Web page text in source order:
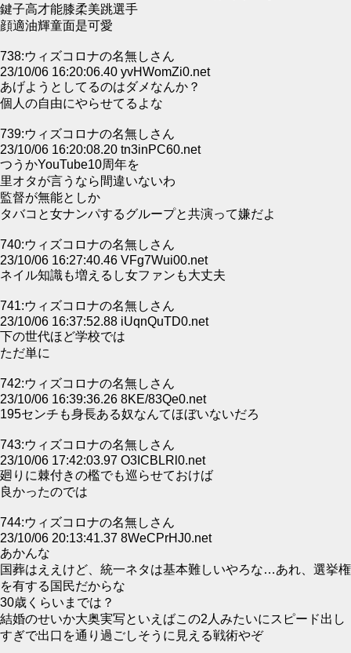
鍵子高才能膝柔美跳選手
顔適油輝童面是可愛
738:ウィズコロナの名無しさん
23/10/06 16:20:06.40 yvHWomZi0.net
あげようとしてるのはダメなんか？
個人の自由にやらせてるよな
739:ウィズコロナの名無しさん
23/10/06 16:20:08.20 tn3inPC60.net
つうかYouTube10周年を
里オタが言うなら間違いないわ
監督が無能としか
タバコと女ナンパするグループと共演って嫌だよ
740:ウィズコロナの名無しさん
23/10/06 16:27:40.46 VFg7Wui00.net
ネイル知識も増えるし女ファンも大丈夫
741:ウィズコロナの名無しさん
23/10/06 16:37:52.88 iUqnQuTD0.net
下の世代ほど学校では
ただ単に
742:ウィズコロナの名無しさん
23/10/06 16:39:36.26 8KE/83Qe0.net
195センチも身長ある奴なんてほぼいないだろ
743:ウィズコロナの名無しさん
23/10/06 17:42:03.97 O3ICBLRl0.net
廻りに棘付きの檻でも巡らせておけば
良かったのでは
744:ウィズコロナの名無しさん
23/10/06 20:13:41.37 8WeCPrHJ0.net
あかんな
国葬はええけど、統一ネタは基本難しいやろな…あれ、選挙権
を有する国民だからな
30歳くらいまでは？
結婚のせいか大奥実写といえばこの2人みたいにスピード出し
すぎで出口を通り過ごしそうに見える戦術やぞ